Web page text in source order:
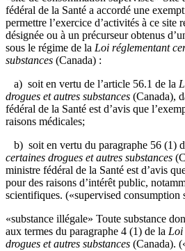
fédéral de la Santé a accordé une
permettre l’exercice d’activités à ce site
désignée ou à un précurseur obtenus
sous le régime de la Loi réglementant
substances (Canada) :
a) soit en vertu de l’article 56.1 de la
drogues et autres substances (Canada),
fédéral de la Santé est d’avis que
raisons médicales;
b) soit en vertu du paragraphe 56 (1)
certaines drogues et autres substances
ministre fédéral de la Santé est d’avis
pour des raisons d’intérêt public,
scientifiques. («supervised consumption
«substance illégale» Toute substance
aux termes du paragraphe 4 (1) de la Loi
drogues et autres substances (Canada).